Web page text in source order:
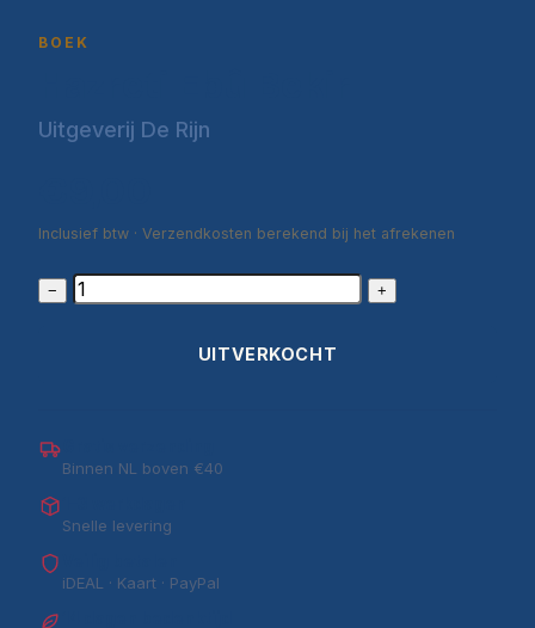
BOEK
Uitgeverij De Rijn
Inclusief btw · Verzendkosten berekend bij het afrekenen
− +
UITVERKOCHT
Binnen NL boven €40
Snelle levering
iDEAL · Kaart · PayPal